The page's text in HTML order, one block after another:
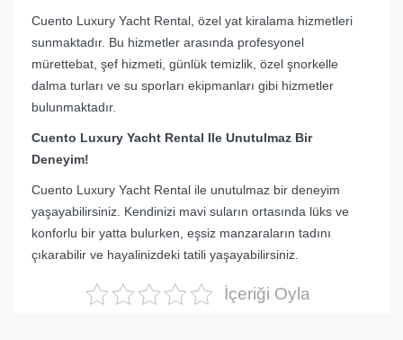
Cuento Luxury Yacht Rental, özel yat kiralama hizmetleri
sunmaktadır. Bu hizmetler arasında profesyonel
mürettebat, şef hizmeti, günlük temizlik, özel şnorkelle
dalma turları ve su sporları ekipmanları gibi hizmetler
bulunmaktadır.
Cuento Luxury Yacht Rental Ile Unutulmaz Bir
Deneyim!
Cuento Luxury Yacht Rental ile unutulmaz bir deneyim
yaşayabilirsiniz. Kendinizi mavi suların ortasında lüks ve
konforlu bir yatta bulurken, eşsiz manzaraların tadını
çıkarabilir ve hayalinizdeki tatili yaşayabilirsiniz.
İçeriği Oyla